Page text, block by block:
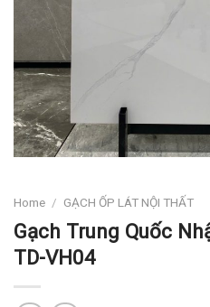
Home / GẠCH ỐP LÁT NỘI THẤT
Gạch Trung Quốc
TD-VH04